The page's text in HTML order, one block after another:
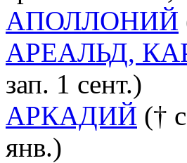
АПОЛЛОНИЙ
АРЕАЛЬД,
зап. 1 сент.)
АРКАДИЙ (†
янв.)